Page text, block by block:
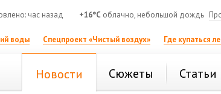
час назад +16°C облачно, небольшой дождь
воды Спецпроект «Чистый воздух» Где купаться
Новости Сюжеты Статьи